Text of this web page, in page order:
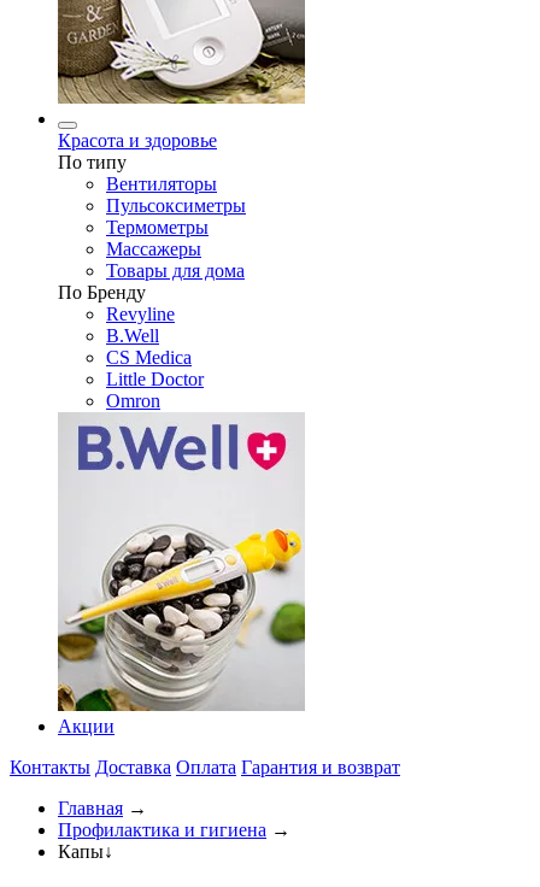
Красота и здоровье
По типу
Вентиляторы
Пульсоксиметры
Термометры
Массажеры
Товары для дома
По Бренду
Revyline
B.Well
CS Medica
Little Doctor
Omron
Акции
Контакты Доставка Оплата Гарантия и возврат
Главная →
Профилактика и гигиена →
Капы↓